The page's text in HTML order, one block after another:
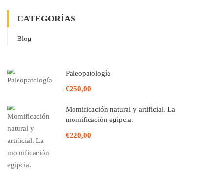
CATEGORÍAS
Blog
Paleopatología
€250,00
Momificación natural y artificial. La
momificación egipcia.
€220,00